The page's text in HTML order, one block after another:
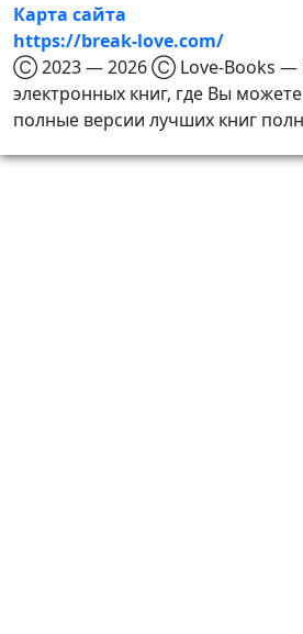
Карта сайта
https://break-love.com/
Ⓒ 2023 — 2026 Ⓒ Love-Books —
электронных книг, где Вы
полные версии лучших книг